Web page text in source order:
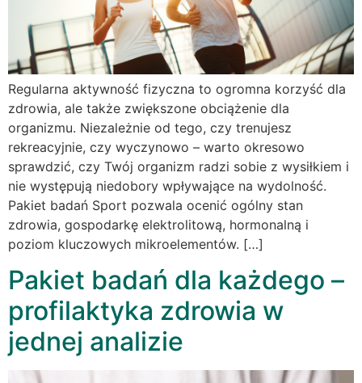
Regularna aktywność fizyczna to ogromna korzyść dla
zdrowia, ale także zwiększone obciążenie dla
organizmu. Niezależnie od tego, czy trenujesz
rekreacyjnie, czy wyczynowo – warto okresowo
sprawdzić, czy Twój organizm radzi sobie z wysiłkiem i
nie występują niedobory wpływające na wydolność.
Pakiet badań Sport pozwala ocenić ogólny stan
zdrowia, gospodarkę elektrolitową, hormonalną i
poziom kluczowych mikroelementów. […]
Pakiet badań dla każdego –
profilaktyka zdrowia w
jednej analizie